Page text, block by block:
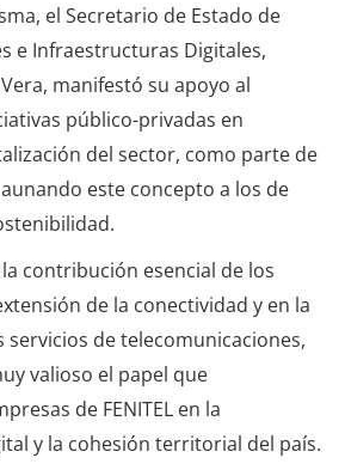
el Secretario de Estado de
e Infraestructuras Digitales,
manifestó su apoyo al
público-privadas en
del sector, como parte de
este concepto a los de
contribución esencial de los
de la conectividad y en la
servicios de telecomunicaciones,
valioso el papel que
de FENITEL en la
y la cohesión territorial del país.